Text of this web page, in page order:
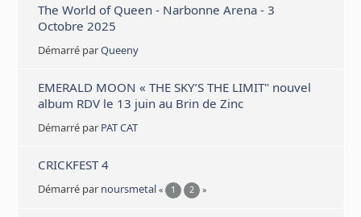
The World of Queen - Narbonne Arena - 3
Octobre 2025
Démarré parQueeny
EMERALD MOON « THE SKY’S THE LIMIT" nouvel
album RDV le 13 juin au Brin de Zinc
Démarré par PAT CAT
CRICKFEST 4
Démarré par noursmetal « 1 2 »